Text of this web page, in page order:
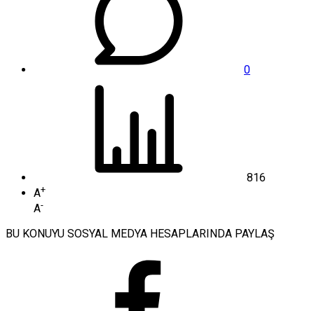
0
816
A+
A-
BU KONUYU SOSYAL MEDYA HESAPLARINDA PAYLAŞ